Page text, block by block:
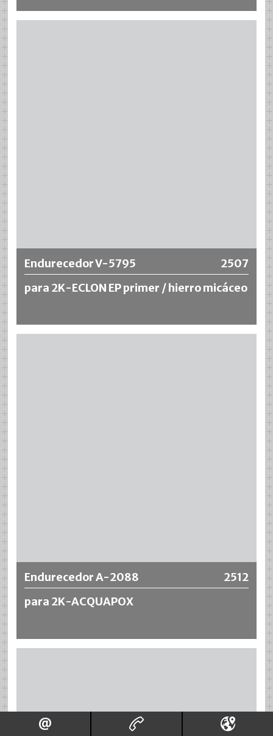
2507
Endurecedor V-5795
para 2K-ECLON EP primer / hierro micáceo
2512
Endurecedor A-2088
para 2K-ACQUAPOX